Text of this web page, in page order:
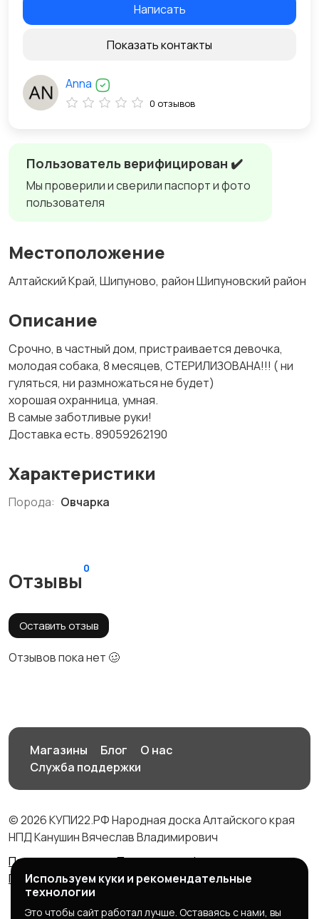
Пользователь верифицирован ✔️
Мы проверили и сверили паспорт и фото
пользователя
Местоположение
Алтайский Край, Шипуново, район Шипуновский район
Описание
Срочно, в частный дом, пристраивается девочка,
молодая собака, 8 месяцев, СТЕРИЛИЗОВАНА!!! ( ни
гуляться, ни размножаться не будет)
хорошая охранница, умная.
В самые заботливые руки!
Доставка есть. 89059262190
Характеристики
Порода: Овчарка
Отзывы
0
Оставить отзыв
Отзывов пока нет 🥴
Написать
Показать контакты
Anna
0 отзывов
Магазины Блог
О нас
Служба поддержки
© 2026 КУПИ22.РФ Народная доска Алтайского края
НПД Канушин Вячеслав Владимирович
Правила сервиса
Политика конфиденциальности
Политика использования cookie
Используем куки и рекомендательные
технологии
Это чтобы сайт работал лучше. Оставаясь с нами, вы